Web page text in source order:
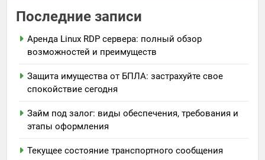
Последние записи
Аренда Linux RDP сервера: полный обзор
возможностей и преимуществ
Защита имущества от БПЛА: застрахуйте свое
спокойствие сегодня
Займ под залог: виды обеспечения, требования и
этапы оформления
Текущее состояние транспортного сообщения